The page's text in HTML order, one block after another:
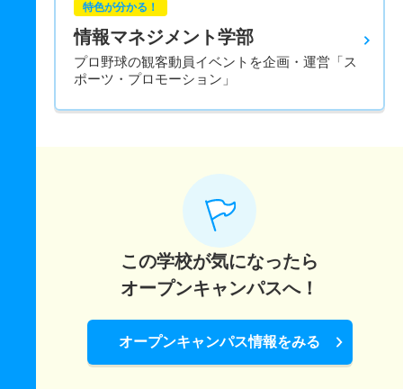
特色が分かる！
情報マネジメント学部
プロ野球の観客動員イベントを企画・運営「ス
ポーツ・プロモーション」
この学校が気になったら
オープンキャンパスへ！
オープンキャンパス情報をみる